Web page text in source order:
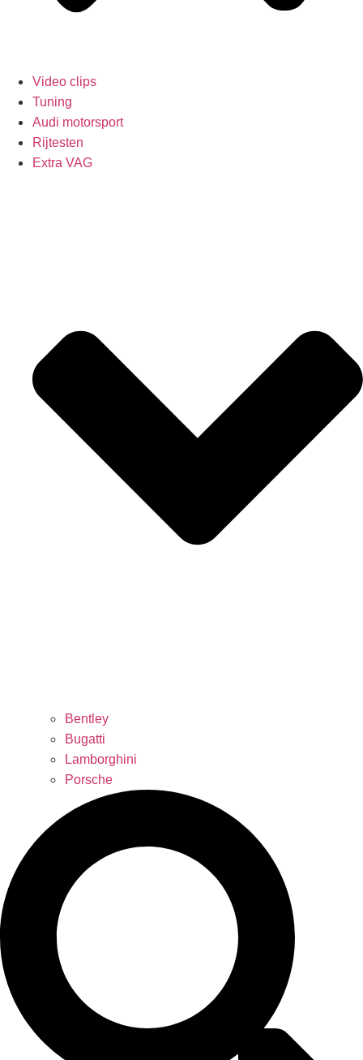
Video clips
Tuning
Audi motorsport
Rijtesten
Extra VAG
Bentley
Bugatti
Lamborghini
Porsche